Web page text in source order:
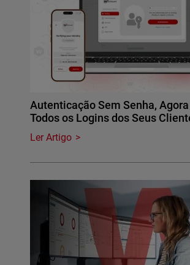
Autenticação Sem Senha,
Todos os Logins dos Seus
Ler Artigo